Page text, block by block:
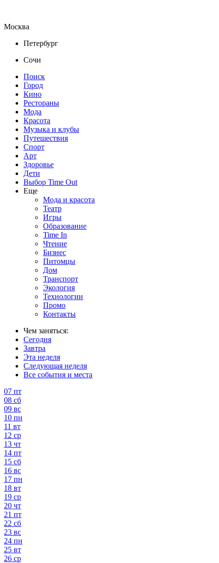
Москва
Петербург
Сочи
Поиск
Город
Кино
Рестораны
Мода
Красота
Музыка и клубы
Путешествия
Спорт
Арт
Здоровье
Дети
Выбор Time Out
Еще
Мода и красота
Театр
Игры
Образование
Time In
Чтение
Бизнес
Питомцы
Дом
Транспорт
Экология
Технологии
Промо
Контакты
Чем заняться:
Сегодня
Завтра
Эта неделя
Следующая неделя
Все события и места
07 пт
08 сб
09 вс
10 пн
11 вт
12 ср
13 чт
14 пт
15 сб
16 вс
17 пн
18 вт
19 ср
20 чт
21 пт
22 сб
23 вс
24 пн
25 вт
26 ср